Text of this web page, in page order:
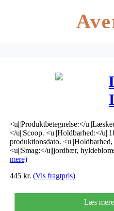
<u||Produktbetegnelse:</
</u||Scoop. <u||Holdbarhed:</
produktionsdato. <u||Holdbarhed,
<u||Smag:</u||jordbær,
mere)
445 kr. (Vis fragtpris)
Læs